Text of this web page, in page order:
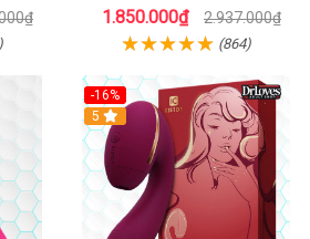
Cảm
1.850.000₫ 2.937.000₫
(864)
-16%
Hot
5